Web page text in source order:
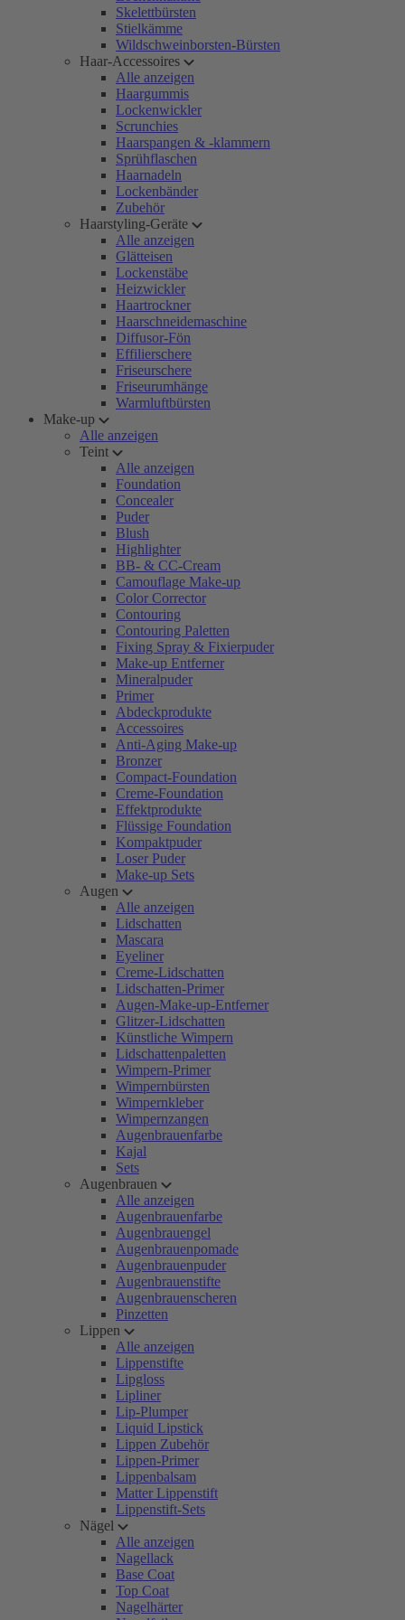
Skelettbürsten
Stielkämme
Wildschweinborsten-Bürsten
Haar-Accessoires
Alle anzeigen
Haargummis
Lockenwickler
Scrunchies
Haarspangen & -klammern
Sprühflaschen
Haarnadeln
Lockenbänder
Zubehör
Haarstyling-Geräte
Alle anzeigen
Glätteisen
Lockenstäbe
Heizwickler
Haartrockner
Haarschneidemaschine
Diffusor-Fön
Effilierschere
Friseurschere
Friseurumhänge
Warmluftbürsten
Make-up
Alle anzeigen
Teint
Alle anzeigen
Foundation
Concealer
Puder
Blush
Highlighter
BB- & CC-Cream
Camouflage Make-up
Color Corrector
Contouring
Contouring Paletten
Fixing Spray & Fixierpuder
Make-up Entferner
Mineralpuder
Primer
Abdeckprodukte
Accessoires
Anti-Aging Make-up
Bronzer
Compact-Foundation
Creme-Foundation
Effektprodukte
Flüssige Foundation
Kompaktpuder
Loser Puder
Make-up Sets
Augen
Alle anzeigen
Lidschatten
Mascara
Eyeliner
Creme-Lidschatten
Lidschatten-Primer
Augen-Make-up-Entferner
Glitzer-Lidschatten
Künstliche Wimpern
Lidschattenpaletten
Wimpern-Primer
Wimpernbürsten
Wimpernkleber
Wimpernzangen
Augenbrauenfarbe
Kajal
Sets
Augenbrauen
Alle anzeigen
Augenbrauenfarbe
Augenbrauengel
Augenbrauenpomade
Augenbrauenpuder
Augenbrauenstifte
Augenbrauenscheren
Pinzetten
Lippen
Alle anzeigen
Lippenstifte
Lipgloss
Lipliner
Lip-Plumper
Liquid Lipstick
Lippen Zubehör
Lippen-Primer
Lippenbalsam
Matter Lippenstift
Lippenstift-Sets
Nägel
Alle anzeigen
Nagellack
Base Coat
Top Coat
Nagelhärter